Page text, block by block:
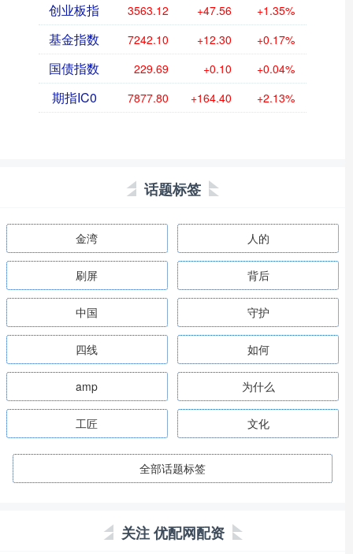
创业板指 3563.12 +47.56 +1.35%
基金指数 7242.10 +12.30 +0.17%
国债指数 229.69 +0.10 +0.04%
期指IC0 7877.80 +164.40 +2.13%
话题标签
金湾 人的
刷屏 背后
中国 守护
四线 如何
amp 为什么
工匠 文化
全部话题标签
关注 优配网配资